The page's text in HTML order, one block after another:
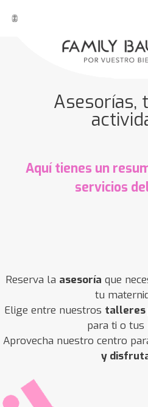
Asesorías,
Aquí tienes un
servicios
Reserva la asesoría que
tu
Elige entre nuestros talleres
para ti o tus
Aprovecha nuestro centro
y